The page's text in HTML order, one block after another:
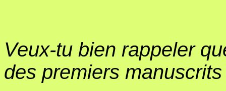
Veux-tu bien rappeler
des premiers